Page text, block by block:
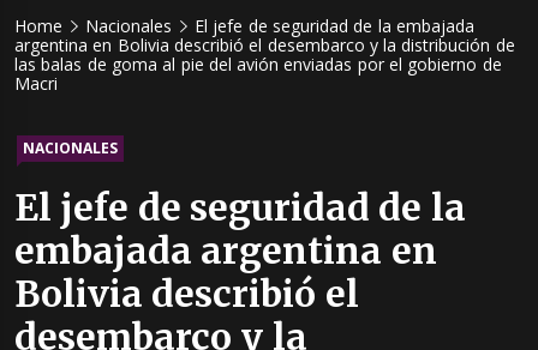
Home Nacionales
El jefe de seguridad de la embajada
argentina en Bolivia describió el desembarco y la distribución de
las balas de goma al pie del avión enviadas por el gobierno de
Macri
NACIONALES
El jefe de seguridad de la
embajada argentina en
Bolivia describió el
desembarco y la